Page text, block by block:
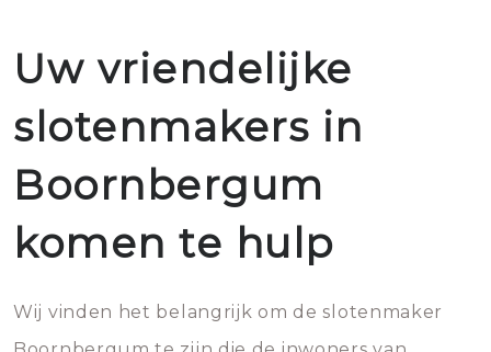
Uw vriendelijke
slotenmakers in
Boornbergum
komen te hulp
Wij vinden het belangrijk om de slotenmaker